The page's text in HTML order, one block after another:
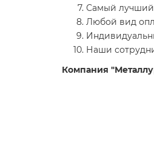
Самый лучший
Любой вид
Наши
Компания